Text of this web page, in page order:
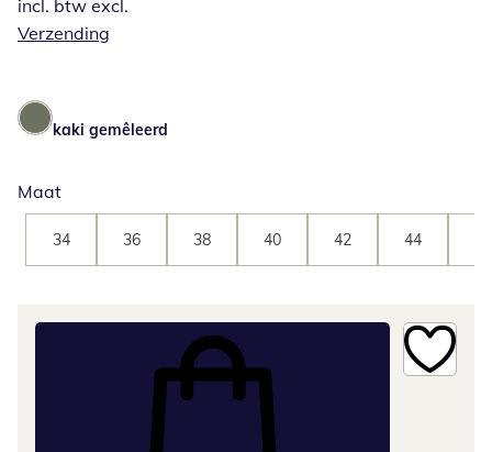
incl. btw excl.
Verzending
kaki gemêleerd
Maat
34 36 38 40 42 44